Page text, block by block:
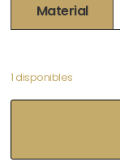
Material
1 disponibles